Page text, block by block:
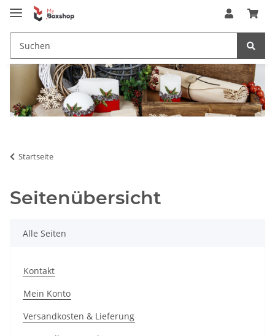
Startseite
Seitenübersicht
Alle Seiten
Kontakt
Mein Konto
Versandkosten & Lieferung